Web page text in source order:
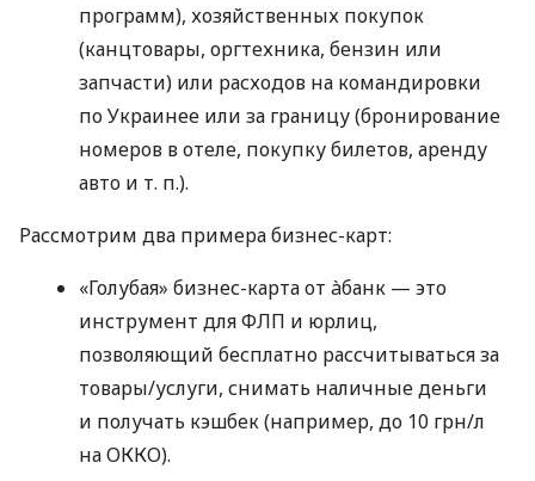
программ), хозяйственных покупок
(канцтовары, оргтехника, бензин или
запчасти) или расходов на командировки
по Украинее или за границу (бронирование
номеров в отеле, покупку билетов, аренду
авто и т. п.).
Рассмотрим два примера бизнес-карт:
«Голубая» бизнес-карта от àбанк — это
инструмент для ФЛП и юрлиц,
позволяющий бесплатно рассчитываться за
товары/услуги, снимать наличные деньги
и получать кэшбек (например, до 10 грн/л
на ОККО).